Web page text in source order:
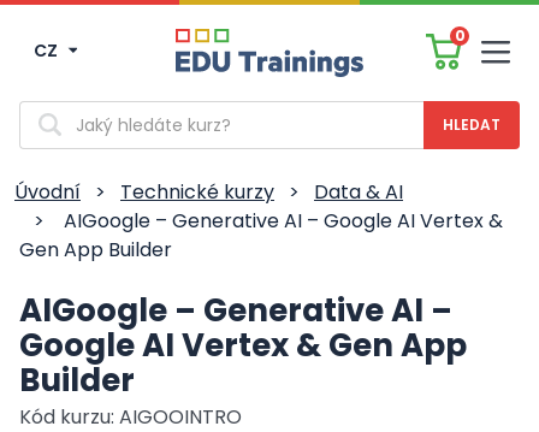
CZ
0
Vyhledávání
Úvodní > Technické kurzy >
Data & AI
>
AIGoogle – Generative AI – Google AI Vertex &
Gen App Builder
AIGoogle – Generative AI –
Google AI Vertex & Gen App
Builder
Kód kurzu: AIGOOINTRO